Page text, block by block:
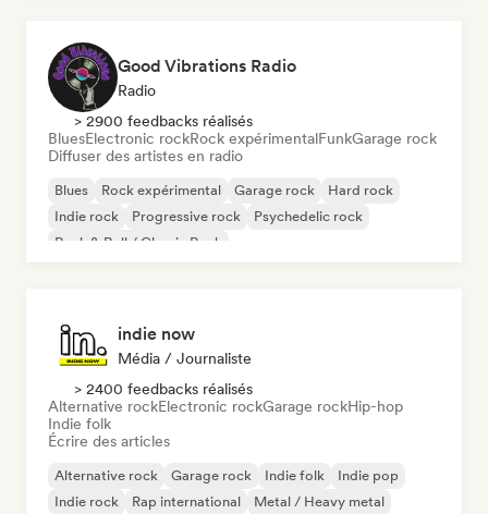
Good Vibrations Radio
Radio
> 2900 feedbacks réalisés
BluesElectronic rockRock expérimentalFunkGarage rock
Diffuser des artistes en radio
Blues Rock expérimental Garage rock
Hard rock
Indie rock
Progressive rock
Psychedelic rock
Rock & Roll / Classic Rock
indie now
Média / Journaliste
> 2400 feedbacks réalisés
Alternative rockElectronic rockGarage rockHip-hop
Indie folk
Écrire des articles
Alternative rock Garage rock Indie folk
Indie pop
Indie rock
Rap international
Metal / Heavy metal